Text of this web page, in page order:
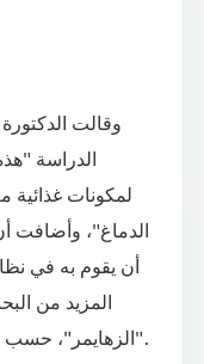
وقالت
الدراسة
لمكونات
الدماغ"، وأضافت
أن يقوم به في
المزيد من
الزهايمر"، حسب ما نقله عنها موقع "ميديكل إكسبريس".